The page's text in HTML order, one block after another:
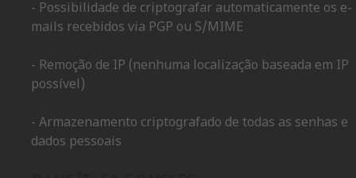
- Possibilidade de criptografar automaticamente os e-
mails recebidos via PGP ou S/MIME
- Remoção de IP (nenhuma localização baseada em IP
possível)
- Armazenamento criptografado de todas as senhas e
dados pessoais